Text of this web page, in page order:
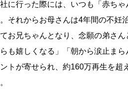
に行った際には、いつも「赤ち
それからお母さんは4年間の不妊
お兄ちゃんとなり、念願の弟さ
も嬉しくなる」「朝から涙止ま
トが寄せられ、約160万再生を超